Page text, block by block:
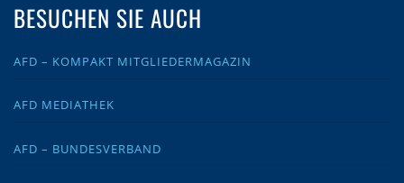
BESUCHEN SIE AUCH
AFD – KOMPAKT MITGLIEDERMAGAZIN
AFD MEDIATHEK
AFD – BUNDESVERBAND